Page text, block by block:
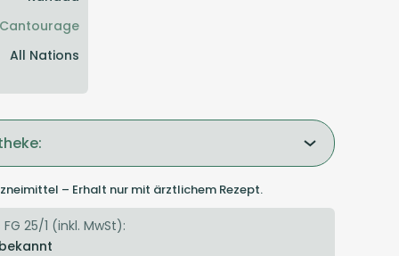
All Nations
– Erhalt nur mit ärztlichem Rezept.
25/1 (inkl. MwSt):